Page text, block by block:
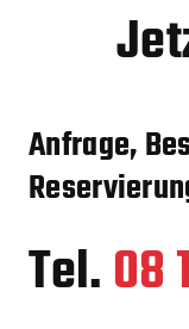
Anfrage,
Tel.08